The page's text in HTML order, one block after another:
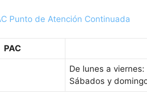
Punto de Atención Continuada
PAC
De lunes a
Sábados y